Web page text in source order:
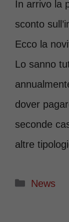
In arrivo la
sconto
Ecco la
Lo sanno
dover
seconde
altre
Categorie
News